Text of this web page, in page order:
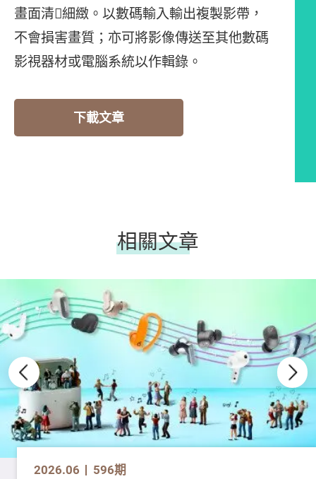
畫面清細緻。以數碼輸入輸出複製影帶，
不會損害畫質；亦可將影像傳送至其他數碼
影視器材或電腦系統以作輯錄。
下載文章
相關文章
2026.06 596期